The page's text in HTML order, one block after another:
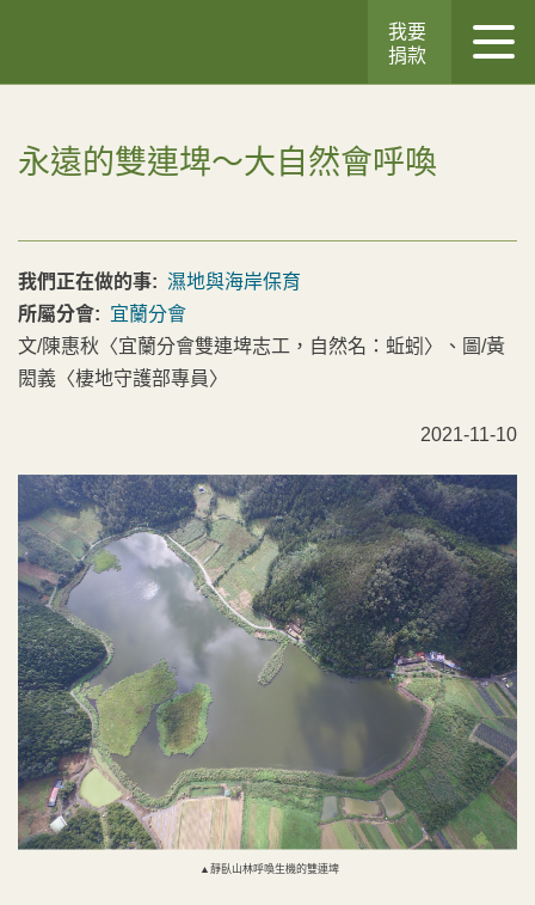
我要
捐款
永遠的雙連埤～大自然會呼喚
我們正在做的事: 濕地與海岸保育
所屬分會: 宜蘭分會
文/陳惠秋〈宜蘭分會雙連埤志工，自然名：蚯蚓〉、圖/黃
閎義〈棲地守護部專員〉
2021-11-10
▲靜臥山林呼喚生機的雙連埤